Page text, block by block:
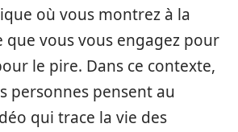
où vous montrez à la
que vous vous engagez pour
le pire. Dans ce contexte,
personnes pensent au
qui trace la vie des